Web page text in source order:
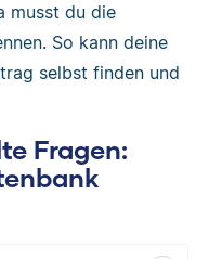
musst du die
So kann deine
selbst finden und
Fragen: